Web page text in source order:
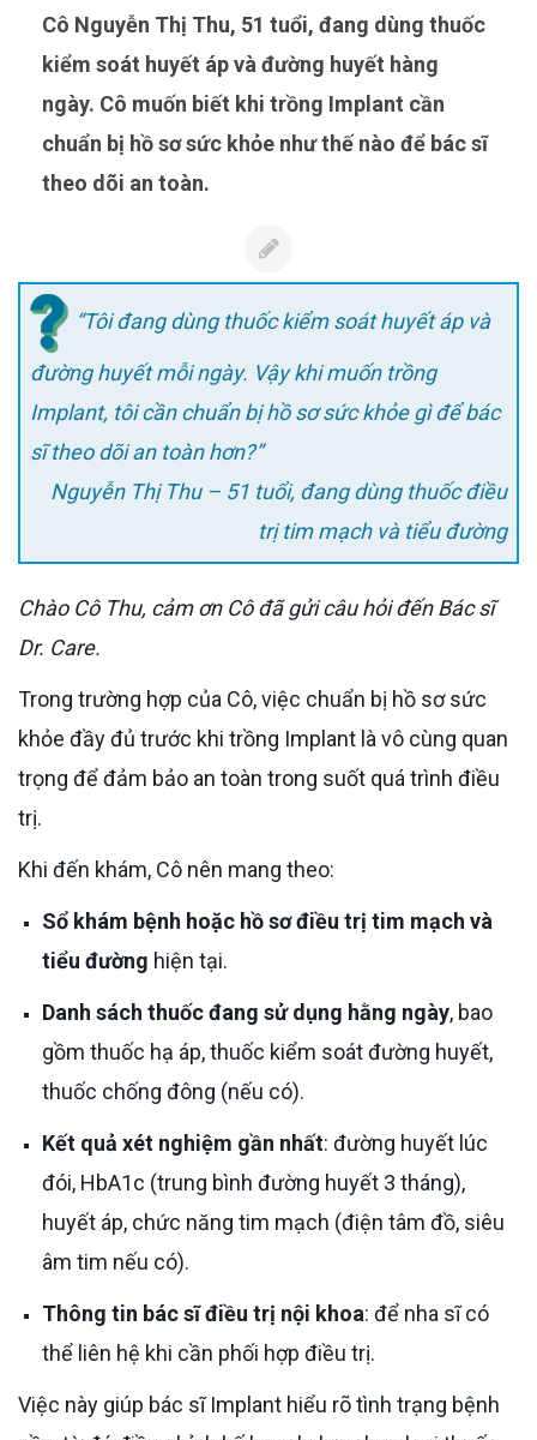
Cô Nguyễn Thị Thu, 51 tuổi, đang dùng thuốc
kiểm soát huyết áp và đường huyết hàng
ngày. Cô muốn biết khi trồng Implant cần
chuẩn bị hồ sơ sức khỏe như thế nào để bác sĩ
theo dõi an toàn.
“Tôi đang dùng thuốc kiểm soát huyết áp và
đường huyết mỗi ngày. Vậy khi muốn trồng
Implant, tôi cần chuẩn bị hồ sơ sức khỏe gì để bác
sĩ theo dõi an toàn hơn?”
Nguyễn Thị Thu – 51 tuổi, đang dùng thuốc điều
trị tim mạch và tiểu đường
Chào Cô Thu, cảm ơn Cô đã gửi câu hỏi đến Bác sĩ
Dr. Care.
Trong trường hợp của Cô, việc chuẩn bị hồ sơ sức
khỏe đầy đủ trước khi trồng Implant là vô cùng quan
trọng để đảm bảo an toàn trong suốt quá trình điều
trị.
Khi đến khám, Cô nên mang theo:
Sổ khám bệnh hoặc hồ sơ điều trị tim mạch và
tiểu đường hiện tại.
Danh sách thuốc đang sử dụng hằng ngày, bao
gồm thuốc hạ áp, thuốc kiểm soát đường huyết,
thuốc chống đông (nếu có).
Kết quả xét nghiệm gần nhất: đường huyết lúc
đói, HbA1c (trung bình đường huyết 3 tháng),
huyết áp, chức năng tim mạch (điện tâm đồ, siêu
âm tim nếu có).
Thông tin bác sĩ điều trị nội khoa: để nha sĩ có
thể liên hệ khi cần phối hợp điều trị.
Việc này giúp bác sĩ Implant hiểu rõ tình trạng bệnh